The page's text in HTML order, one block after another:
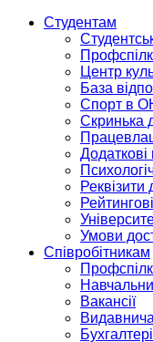
Студентам
Центр
База
Спорт в
Скринька
Додаткові
Умови
Співробітникам
Вакансії